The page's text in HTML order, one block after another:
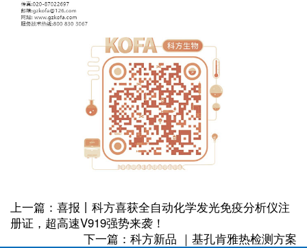
上一篇：喜报丨科方喜获全自动化学发光免疫分析仪注
册证，超高速V919强势来袭！
下一篇：科方新品 ｜基孔肯雅热检测方案